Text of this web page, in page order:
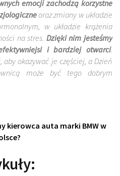
emocji zachodzą korzystne
oraz zmiany w układzie
w układzie krążenia
na stres. Dzięki nim jesteśmy
i bardziej otwarci.
aby okazywać je częściej, a Dzień
może być tego dobrym
kierowca auta marki BMW w